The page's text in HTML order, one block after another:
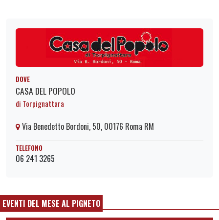
DOVE
CASA DEL POPOLO
di Torpignattara
Via Benedetto Bordoni, 50, 00176 Roma RM
TELEFONO
06 241 3265
EVENTI DEL MESE AL PIGNETO